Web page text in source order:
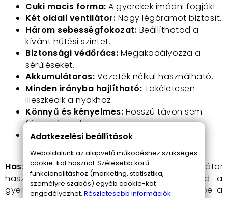
Cuki macis forma: A gyerekek imádni fogják!
Két oldali ventilátor: Nagy légáramot biztosít.
Három sebességfokozat: Beállíthatod a
kívánt hűtési szintet.
Biztonsági védőrács: Megakadályozza a
sérüléseket.
Akkumulátoros: Vezeték nélkül használható.
Minden irányba hajlítható: Tökéletesen
illeszkedik a nyakhoz.
Könnyű és kényelmes: Hosszú távon sem
fárasztó viselni.
Ideális sportoláshoz, kiránduláshoz,
Használata:A nyakba akasztható ventilátor
használata rendkívül egyszerű. Csak akaszd a
gyermeked nyakába a ventilátort, kapcsold be a
Adatkezelési beállítások
Weboldalunk az alapvető működéshez szükséges
cookie-kat használ. Szélesebb körű
funkcionalitáshoz (marketing, statisztika,
személyre szabás) egyéb cookie-kat
engedélyezhet. Részletesebb információk.